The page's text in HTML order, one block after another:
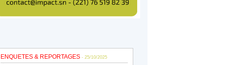
ENQUETES & REPORTAGES - 25/10/2025